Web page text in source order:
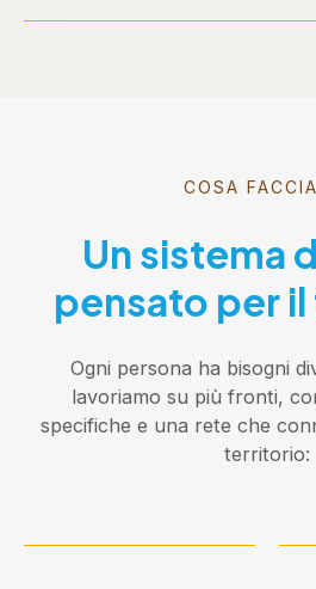
COSA
Un sistema
pensato per
Ogni persona ha bisogni
lavoriamo su più fronti,
specifiche e una rete che
territorio: